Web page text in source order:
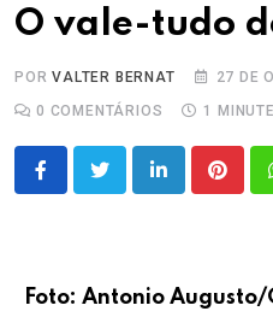
O vale-tudo
PORVALTER BERNAT
27 DE
0 COMENTÁRIOS 1
LinkedIn
Foto: Antonio